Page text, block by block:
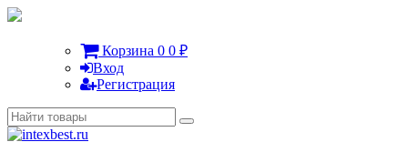
Корзина 0 0 ₽
Вход
Регистрация